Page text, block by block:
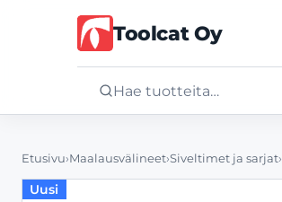
Toolcat Oy
Etusivu›Maalausvälineet›Siveltimet ja sarjat›
Uusi